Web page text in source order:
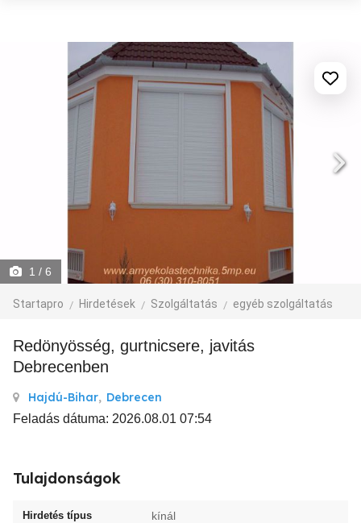
1 / 6
Startapro Hirdetések Szolgáltatás egyéb szolgáltatás
Redönyösség, gurtnicsere, javitás
Debrecenben
Hajdú-Bihar, Debrecen
Feladás dátuma: 2026.08.01 07:54
Tulajdonságok
Hirdetés típus kínál